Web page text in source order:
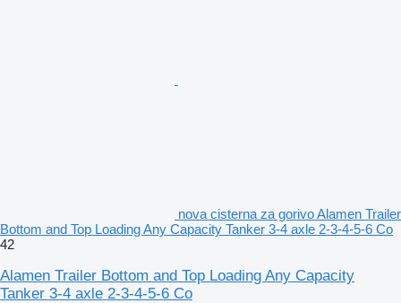
nova cisterna za gorivo Alamen Trailer
Bottom and Top Loading Any Capacity Tanker 3-4 axle 2-3-4-5-6 Co
42
Alamen Trailer Bottom and Top Loading Any Capacity
Tanker 3-4 axle 2-3-4-5-6 Co